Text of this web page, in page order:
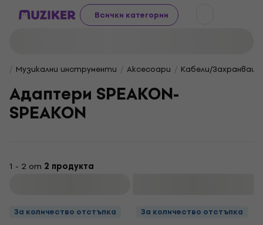
Всички категории
Музикални инструменти Aксесоари Кабели/
Адаптери SPEAKON-
SPEAKON
1 - 2 от 2 продукта
За количество отстъпка За количество отстъпка